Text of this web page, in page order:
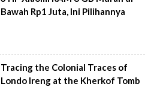
Bawah Rp1 Juta, Ini Pilihannya
Tracing the Colonial Traces of
Londo Ireng at the Kherkof Tomb